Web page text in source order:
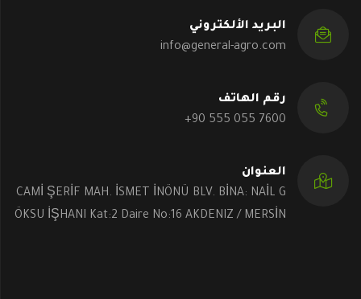
البريد الألكتروني
info@general-agro.com
رقم الهاتف
+90 555 055 7600
العنوان
CAMİ ŞERİF MAH. İSMET İNÖNÜ BLV. BİNA: NAİL G
ÖKSU İŞHANI Kat:2 Daire No:16 AKDENIZ / MERSİN